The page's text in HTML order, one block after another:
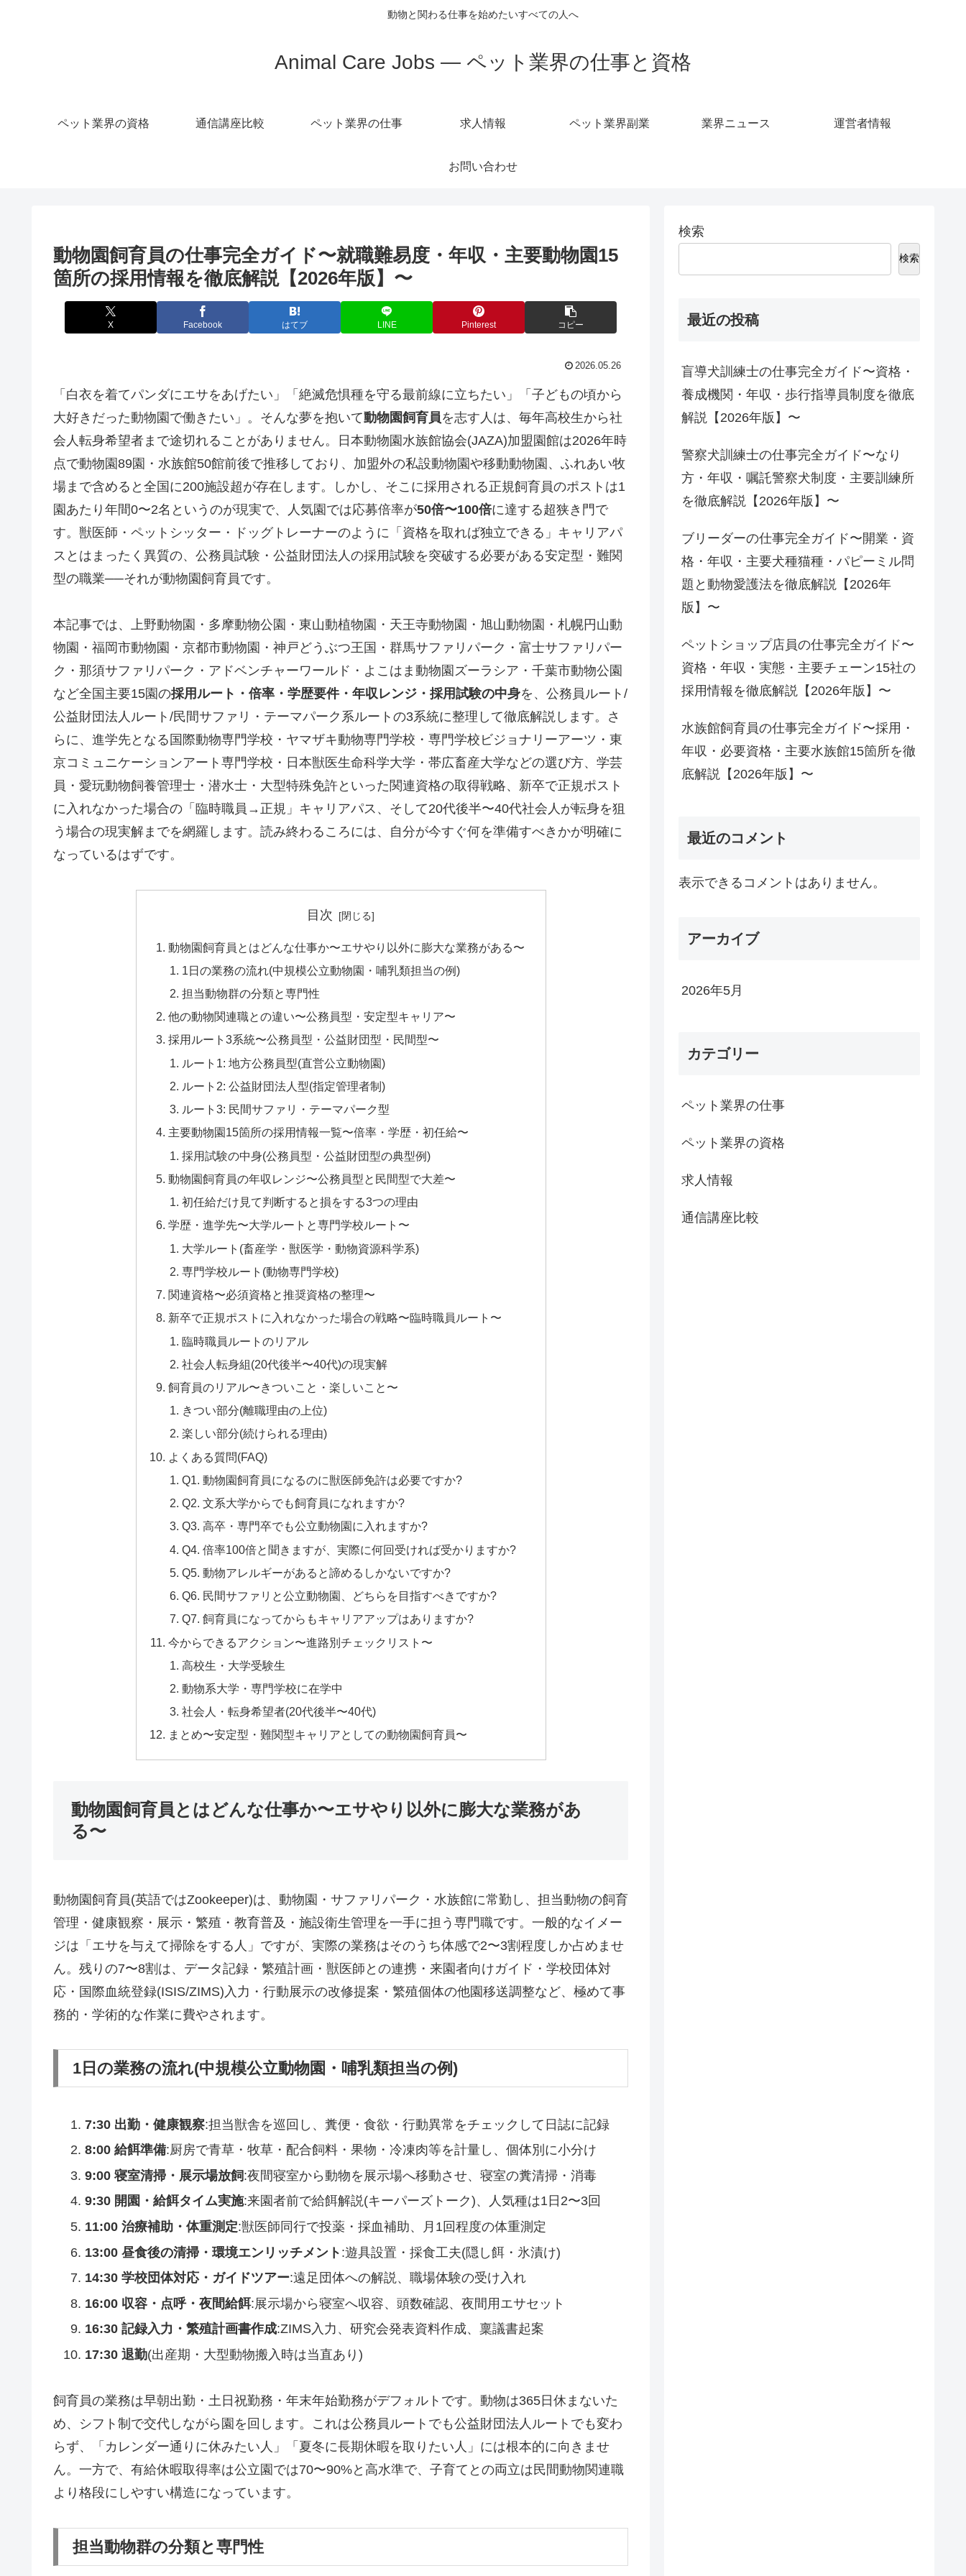
動物と関わる仕事を始めたいすべての人へ
Animal Care Jobs — ペット業界の仕事と資格
ペット業界の資格 通信講座比較 ペット業界の仕事 求人情報 ペット業界副業 業界ニュース 運営者情報
お問い合わせ
動物園飼育員の仕事完全ガイド〜就職難易度・年収・主要動物園15
箇所の採用情報を徹底解説【2026年版】〜
X Facebook はてブ LINE Pinterest コピー
2026.05.26
「白衣を着てパンダにエサをあげたい」「絶滅危惧種を守る最前線に立ちたい」「子どもの頃から
大好きだった動物園で働きたい」。そんな夢を抱いて動物園飼育員を志す人は、毎年高校生から社
会人転身希望者まで途切れることがありません。日本動物園水族館協会(JAZA)加盟園館は2026年時
点で動物園89園・水族館50館前後で推移しており、加盟外の私設動物園や移動動物園、ふれあい牧
場まで含めると全国に200施設超が存在します。しかし、そこに採用される正規飼育員のポストは1
園あたり年間0〜2名というのが現実で、人気園では応募倍率が50倍〜100倍に達する超狭き門で
す。獣医師・ペットシッター・ドッグトレーナーのように「資格を取れば独立できる」キャリアパ
スとはまったく異質の、公務員試験・公益財団法人の採用試験を突破する必要がある安定型・難関
型の職業──それが動物園飼育員です。
本記事では、上野動物園・多摩動物公園・東山動植物園・天王寺動物園・旭山動物園・札幌円山動
物園・福岡市動物園・京都市動物園・神戸どうぶつ王国・群馬サファリパーク・富士サファリパー
ク・那須サファリパーク・アドベンチャーワールド・よこはま動物園ズーラシア・千葉市動物公園
など全国主要15園の採用ルート・倍率・学歴要件・年収レンジ・採用試験の中身を、公務員ルート/
公益財団法人ルート/民間サファリ・テーマパーク系ルートの3系統に整理して徹底解説します。さ
らに、進学先となる国際動物専門学校・ヤマザキ動物専門学校・専門学校ビジョナリーアーツ・東
京コミュニケーションアート専門学校・日本獣医生命科学大学・帯広畜産大学などの選び方、学芸
員・愛玩動物飼養管理士・潜水士・大型特殊免許といった関連資格の取得戦略、新卒で正規ポスト
に入れなかった場合の「臨時職員→正規」キャリアパス、そして20代後半〜40代社会人が転身を狙
う場合の現実解までを網羅します。読み終わるころには、自分が今すぐ何を準備すべきかが明確に
なっているはずです。
目次
動物園飼育員とはどんな仕事か〜エサやり以外に膨大な業務がある〜
1日の業務の流れ(中規模公立動物園・哺乳類担当の例)
担当動物群の分類と専門性
他の動物関連職との違い〜公務員型・安定型キャリア〜
採用ルート3系統〜公務員型・公益財団型・民間型〜
ルート1: 地方公務員型(直営公立動物園)
ルート2: 公益財団法人型(指定管理者制)
ルート3: 民間サファリ・テーマパーク型
主要動物園15箇所の採用情報一覧〜倍率・学歴・初任給〜
採用試験の中身(公務員型・公益財団型の典型例)
動物園飼育員の年収レンジ〜公務員型と民間型で大差〜
初任給だけ見て判断すると損をする3つの理由
学歴・進学先〜大学ルートと専門学校ルート〜
大学ルート(畜産学・獣医学・動物資源科学系)
専門学校ルート(動物専門学校)
関連資格〜必須資格と推奨資格の整理〜
新卒で正規ポストに入れなかった場合の戦略〜臨時職員ルート〜
臨時職員ルートのリアル
社会人転身組(20代後半〜40代)の現実解
飼育員のリアル〜きついこと・楽しいこと〜
きつい部分(離職理由の上位)
楽しい部分(続けられる理由)
よくある質問(FAQ)
Q1. 動物園飼育員になるのに獣医師免許は必要ですか?
Q2. 文系大学からでも飼育員になれますか?
Q3. 高卒・専門卒でも公立動物園に入れますか?
Q4. 倍率100倍と聞きますが、実際に何回受ければ受かりますか?
Q5. 動物アレルギーがあると諦めるしかないですか?
Q6. 民間サファリと公立動物園、どちらを目指すべきですか?
Q7. 飼育員になってからもキャリアアップはありますか?
今からできるアクション〜進路別チェックリスト〜
高校生・大学受験生
動物系大学・専門学校に在学中
社会人・転身希望者(20代後半〜40代)
まとめ〜安定型・難関型キャリアとしての動物園飼育員〜
動物園飼育員とはどんな仕事か〜エサやり以外に膨大な業務があ
る〜
動物園飼育員(英語ではZookeeper)は、動物園・サファリパーク・水族館に常勤し、担当動物の飼育
管理・健康観察・展示・繁殖・教育普及・施設衛生管理を一手に担う専門職です。一般的なイメー
ジは「エサを与えて掃除をする人」ですが、実際の業務はそのうち体感で2〜3割程度しか占めませ
ん。残りの7〜8割は、データ記録・繁殖計画・獣医師との連携・来園者向けガイド・学校団体対
応・国際血統登録(ISIS/ZIMS)入力・行動展示の改修提案・繁殖個体の他園移送調整など、極めて事
務的・学術的な作業に費やされます。
1日の業務の流れ(中規模公立動物園・哺乳類担当の例)
7:30 出勤・健康観察:担当獣舎を巡回し、糞便・食欲・行動異常をチェックして日誌に記録
8:00 給餌準備:厨房で青草・牧草・配合飼料・果物・冷凍肉等を計量し、個体別に小分け
9:00 寝室清掃・展示場放飼:夜間寝室から動物を展示場へ移動させ、寝室の糞清掃・消毒
9:30 開園・給餌タイム実施:来園者前で給餌解説(キーパーズトーク)、人気種は1日2〜3回
11:00 治療補助・体重測定:獣医師同行で投薬・採血補助、月1回程度の体重測定
13:00 昼食後の清掃・環境エンリッチメント :遊具設置・採食工夫(隠し餌・氷漬け)
14:30 学校団体対応・ガイドツアー:遠足団体への解説、職場体験の受け入れ
16:00 収容・点呼・夜間給餌:展示場から寝室へ収容、頭数確認、夜間用エサセット
16:30 記録入力・繁殖計画書作成:ZIMS入力、研究会発表資料作成、稟議書起案
17:30 退勤(出産期・大型動物搬入時は当直あり)
飼育員の業務は早朝出勤・土日祝勤務・年末年始勤務がデフォルトです。動物は365日休まないた
め、シフト制で交代しながら園を回します。これは公務員ルートでも公益財団法人ルートでも変わ
らず、「カレンダー通りに休みたい人」「夏冬に長期休暇を取りたい人」には根本的に向きませ
ん。一方で、有給休暇取得率は公立園では70〜90%と高水準で、子育てとの両立は民間動物関連職
より格段にしやすい構造になっています。
担当動物群の分類と専門性
検索
検索
最近の投稿
盲導犬訓練士の仕事完全ガイド〜資格・
養成機関・年収・歩行指導員制度を徹底
解説【2026年版】〜
警察犬訓練士の仕事完全ガイド〜なり
方・年収・嘱託警察犬制度・主要訓練所
を徹底解説【2026年版】〜
ブリーダーの仕事完全ガイド〜開業・資
格・年収・主要犬種猫種・パピーミル問
題と動物愛護法を徹底解説【2026年
版】〜
ペットショップ店員の仕事完全ガイド〜
資格・年収・実態・主要チェーン15社の
採用情報を徹底解説【2026年版】〜
水族館飼育員の仕事完全ガイド〜採用・
年収・必要資格・主要水族館15箇所を徹
底解説【2026年版】〜
最近のコメント
表示できるコメントはありません。
アーカイブ
2026年5月
カテゴリー
ペット業界の仕事
ペット業界の資格
求人情報
通信講座比較